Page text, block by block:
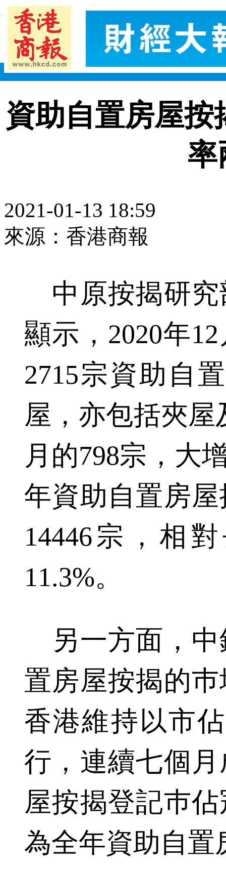
資助自置房屋按
率
2021-01-13 18:59
來源：香港商報
中原按揭研究
顯示，2020年
2715宗資助自
屋，亦包括夾屋
月的798宗，大
年資助自置房
14446宗，相
11.3%。
另一方面，中
置房屋按揭的
香港維持以市
行，連續七個
屋按揭登記巿
為全年資助自置